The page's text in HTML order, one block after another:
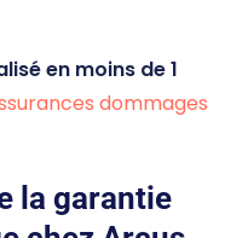
en moins de 1
dommages
la garantie